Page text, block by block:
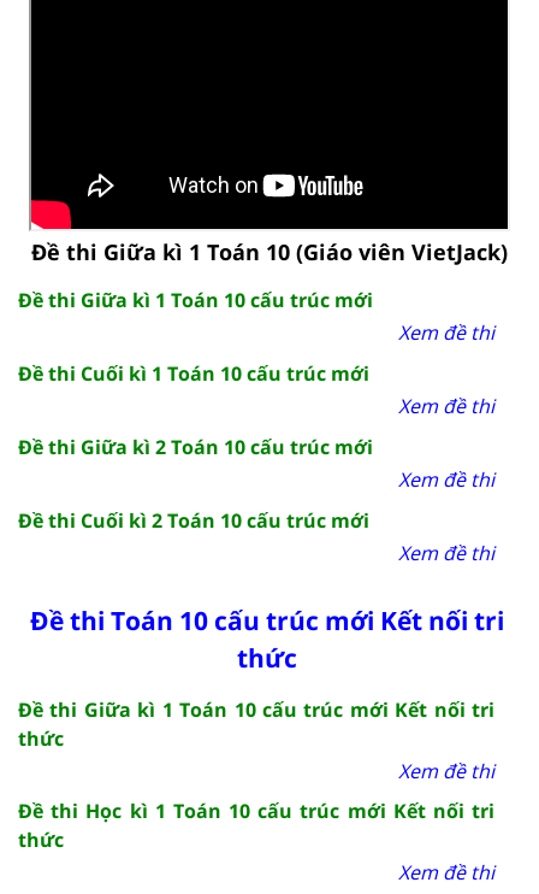
Đề thi Giữa kì 1 Toán 10 (Giáo viên VietJack)
Đề thi Giữa kì 1 Toán 10 cấu trúc mới
Xem đề thi
Đề thi Cuối kì 1 Toán 10 cấu trúc mới
Xem đề thi
Đề thi Giữa kì 2 Toán 10 cấu trúc mới
Xem đề thi
Đề thi Cuối kì 2 Toán 10 cấu trúc mới
Xem đề thi
Đề thi Toán 10 cấu trúc mới Kết nối tri
thức
Đề thi Giữa kì 1 Toán 10 cấu trúc mới Kết nối tri
thức
Xem đề thi
Đề thi Học kì 1 Toán 10 cấu trúc mới Kết nối tri
thức
Xem đề thi